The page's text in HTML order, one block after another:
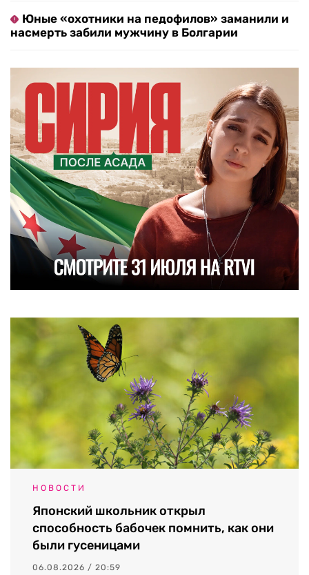
Юные «охотники на педофилов» заманили и
насмерть забили мужчину в Болгарии
НОВОСТИ
Японский школьник открыл
способность бабочек помнить, как они
были гусеницами
06.08.2026 / 20:59